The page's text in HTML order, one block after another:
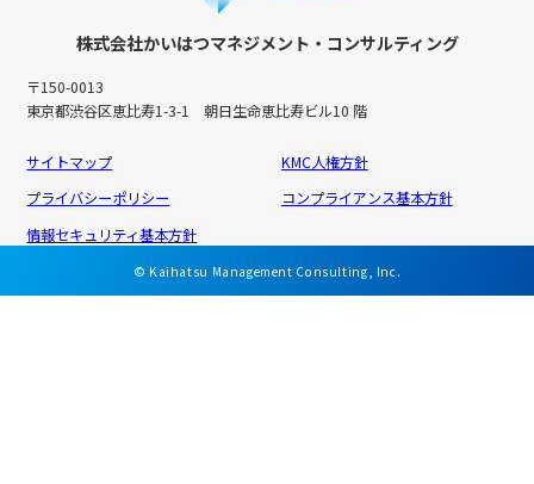
株式会社かいはつマネジメント・コンサルティング
〒150-0013
東京都渋谷区恵比寿1-3-1 朝日生命恵比寿ビル10 階
サイトマップ
KMC人権方針
プライバシーポリシー
コンプライアンス基本方針
情報セキュリティ基本方針
© Kaihatsu Management Consulting, Inc.